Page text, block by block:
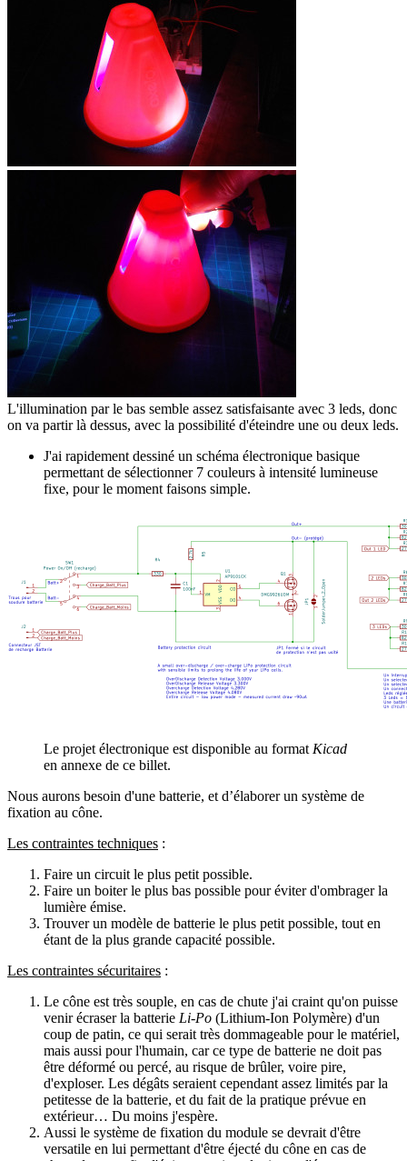
L'illumination par le bas semble assez satisfaisante avec 3 leds, donc
on va partir là dessus, avec la possibilité d'éteindre une ou deux leds.
J'ai rapidement dessiné un schéma électronique basique
permettant de sélectionner 7 couleurs à intensité lumineuse
fixe, pour le moment faisons simple.
Le projet électronique est disponible au format Kicad
en annexe de ce billet.
Nous aurons besoin d'une batterie, et d’élaborer un système de
fixation au cône.
Les contraintes techniques :
Faire un circuit le plus petit possible.
Faire un boiter le plus bas possible pour éviter d'ombrager la
lumière émise.
Trouver un modèle de batterie le plus petit possible, tout en
étant de la plus grande capacité possible.
Les contraintes sécuritaires :
Le cône est très souple, en cas de chute j'ai craint qu'on puisse
venir écraser la batterie Li-Po (Lithium-Ion Polymère) d'un
coup de patin, ce qui serait très dommageable pour le matériel,
mais aussi pour l'humain, car ce type de batterie ne doit pas
être déformé ou percé, au risque de brûler, voire pire,
d'exploser. Les dégâts seraient cependant assez limités par la
petitesse de la batterie, et du fait de la pratique prévue en
extérieur… Du moins j'espère.
Aussi le système de fixation du module se devrait d'être
versatile en lui permettant d'être éjecté du cône en cas de